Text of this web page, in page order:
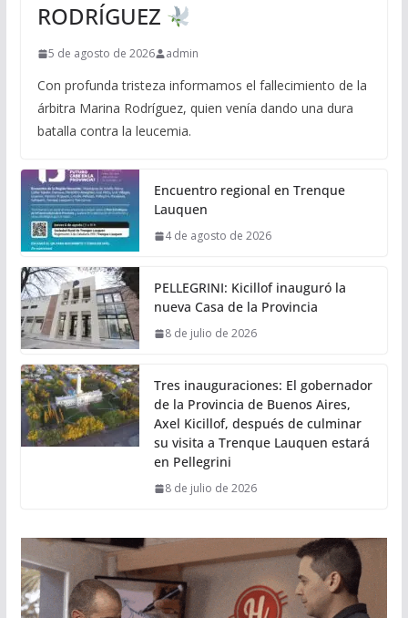
RODRÍGUEZ
5 de agosto de 2026 admin
Con profunda tristeza informamos el fallecimiento de la
árbitra Marina Rodríguez, quien venía dando una dura
batalla contra la leucemia.
Encuentro regional en Trenque
Lauquen
4 de agosto de 2026
PELLEGRINI: Kicillof inauguró la
nueva Casa de la Provincia
8 de julio de 2026
Tres inauguraciones: El gobernador
de la Provincia de Buenos Aires,
Axel Kicillof, después de culminar
su visita a Trenque Lauquen estará
en Pellegrini
8 de julio de 2026